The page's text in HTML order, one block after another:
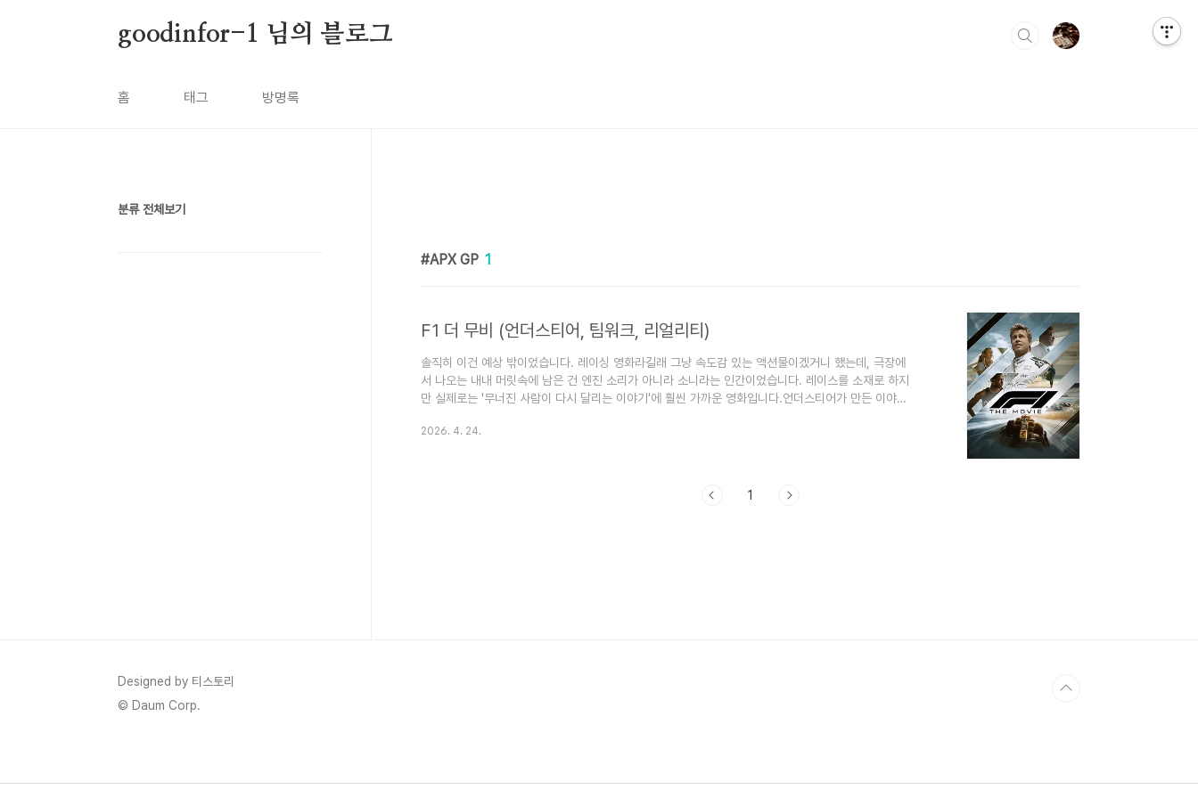
goodinfor-1 님의 블로그
홈 태그 방명록
APX GP 1
F1 더 무비 (언더스티어, 팀워크, 리얼리티)
솔직히 이건 예상 밖이었습니다. 레이싱 영화라길래 그냥 속도감 있는 액션물이겠거니 했는데, 극장에
서 나오는 내내 머릿속에 남은 건 엔진 소리가 아니라 소니라는 인간이었습니다. 레이스를 소재로 하지
만 실제로는 '무너진 사람이 다시 달리는 이야기'에 훨씬 가까운 영화입니다.언더스티어가 만든 이야기
니다. 엔지니어가 "언더스티어(understeer)"라고 진단하는 순간인데, 여기서 언더스티어란 코너를 돌
2026. 4. 24.
1
분류 전체보기
Designed by 티스토리
© Daum Corp.